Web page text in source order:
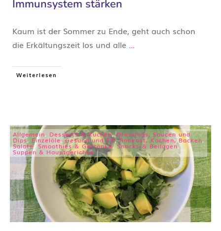
Immunsystem stärken
Kaum ist der Sommer zu Ende, geht auch schon
die Erkältungszeit los und alle ...
Weiterlesen
Allgemein, Desserts & Kuchen,Dressings, Saucen und
Dips, Einzelöle,Gesund und Fit,Rohkost, Kochen, Backen,
Salate,Smoothies & Getränke,Snacks & Beilagen,
Suppen & Hauptgerichte